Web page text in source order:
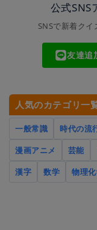
公式SNS
SNSで新着ク
友達追
人気のカテゴリ一
一般常識 時代の流
漫画アニメ
芸能
漢字
数学 物理